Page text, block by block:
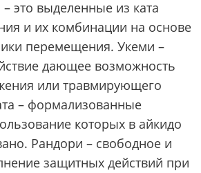
это выделенные из ката
и их комбинации на основе
перемещения. Укеми –
дающее возможность
или травмирующего
– формализованные
которых в айкидо
Рандори – свободное и
защитных действий при